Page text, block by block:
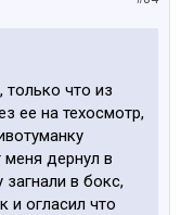
что из
ее на техосмотр,
меня дернул в
в бокс,
и огласил что